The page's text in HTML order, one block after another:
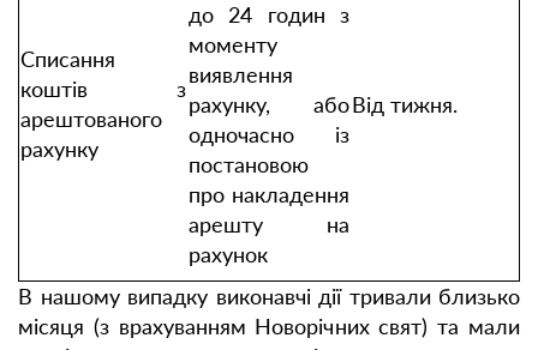
Списання
коштів з
арештованого
рахунку
до 24 годин з
моменту
виявлення
рахунку, або
одночасно із
постановою
про накладення
арешту на
рахунок
Від тижня.
В нашому випадку виконавчі дії тривали близько
місяця (з врахуванням Новорічних свят) та мали